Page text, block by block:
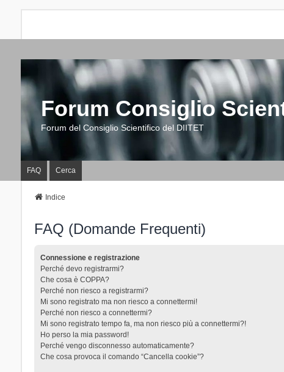
Forum Consiglio
Forum del Consiglio Scientifico del DIITET
FAQ Cerca
Indice
FAQ (Domande Frequenti)
Connessione e registrazione
Perché devo registrarmi?
Che cosa è COPPA?
Perché non riesco a registrarmi?
Mi sono registrato ma non riesco a connettermi!
Perché non riesco a connettermi?
Mi sono registrato tempo fa, ma non riesco più a connettermi?!
Ho perso la mia password!
Perché vengo disconnesso automaticamente?
Che cosa provoca il comando “Cancella cookie”?